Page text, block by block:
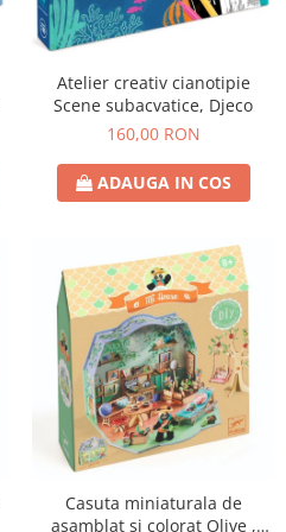
Atelier creativ cianotipie
Scene subacvatice, Djeco
160,00 RON
ADAUGA IN COS
Casuta miniaturala de
asamblat si colorat Olive ,